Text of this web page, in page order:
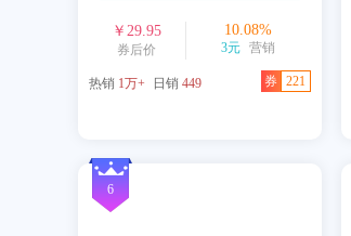
￥29.95
券后价
10.08%
3元 营销
热销 1万+ 日销 449 券 221
6